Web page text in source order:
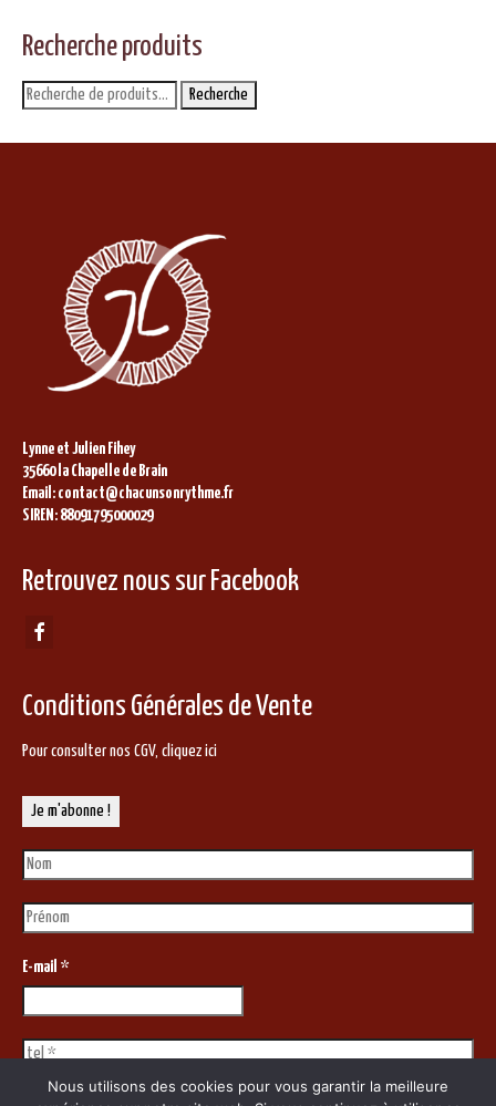
Recherche produits
Recherche
pour :
Recherche
Lynne et Julien Fihey
35660 la Chapelle de Brain
Email: contact@chacunsonrythme.fr
SIREN: 88091795000029
Retrouvez nous sur Facebook
Conditions Générales de Vente
Pour consulter nos CGV, cliquez ici
E-mail *
Nous utilisons des cookies pour vous garantir la meilleure